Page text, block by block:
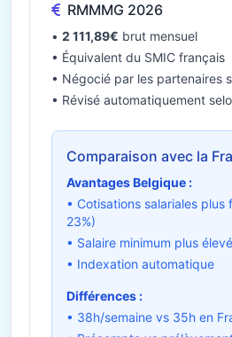
RMMMG 2026
• 2 111,89€ brut mensuel
• Équivalent du SMIC français
• Négocié par les partenaires
• Révisé automatiquement
Comparaison avec la
Avantages Belgique :
• Cotisations salariales plus
23%)
• Salaire minimum plus élevé
• Indexation automatique
Différences :
• 38h/semaine vs 35h en